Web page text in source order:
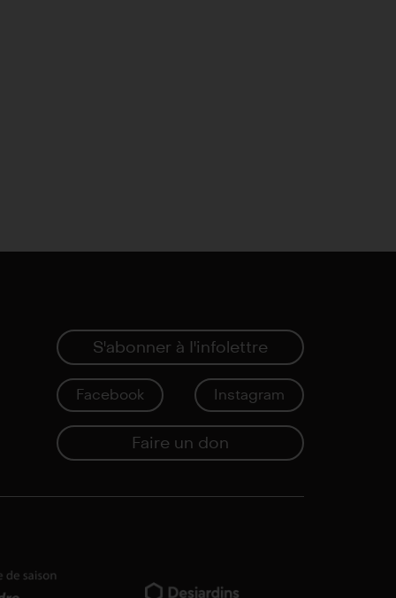
S'abonner à I'infolettre
Facebook Instagram
Faire un don